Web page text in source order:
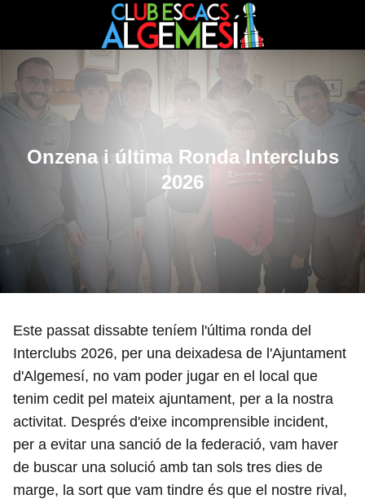
Onzena i última Ronda Interclubs
2026
Este passat dissabte teníem l'última ronda del
Interclubs 2026, per una deixadesa de l'Ajuntament
d'Algemesí, no vam poder jugar en el local que
tenim cedit pel mateix ajuntament, per a la nostra
activitat. Després d'eixe incomprensible incident,
per a evitar una sanció de la federació, vam haver
de buscar una solució amb tan sols tres dies de
marge, la sort que vam tindre és que el nostre rival,